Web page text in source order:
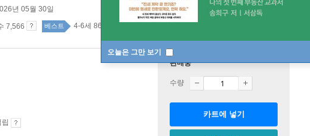
오늘은 그만 보기
년 05월 30일
7,566 베스트 4-6세 86위
판매중
수량
카트에 넣기